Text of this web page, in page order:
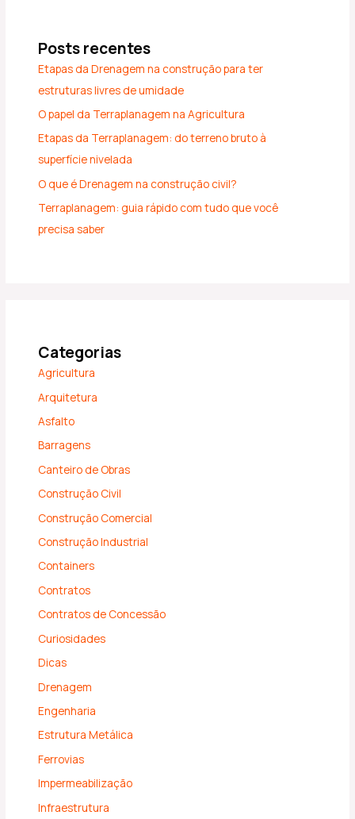
Posts recentes
Etapas da Drenagem na construção para ter
estruturas livres de umidade
O papel da Terraplanagem na Agricultura
Etapas da Terraplanagem: do terreno bruto à
superfície nivelada
O que é Drenagem na construção civil?
Terraplanagem: guia rápido com tudo que você
precisa saber
Categorias
Agricultura
Arquitetura
Asfalto
Barragens
Canteiro de Obras
Construção Civil
Construção Comercial
Construção Industrial
Containers
Contratos
Contratos de Concessão
Curiosidades
Dicas
Drenagem
Engenharia
Estrutura Metálica
Ferrovias
Impermeabilização
Infraestrutura